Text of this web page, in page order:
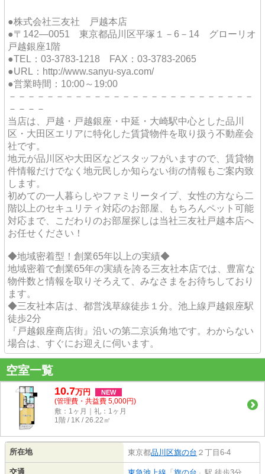
●株式会社三友社 戸越本店
●〒142―0051 東京都品川区平塚１－6－14 グローリオ
戸越銀座1階
●TEL：03-3783-1218 FAX：03-3783-2065
●URL：http://www.sanyu-sya.com/
●営業時間：10:00～19:00
－－－－－－－－－－－－－－－－－－－－－－－－－－
－－－－
当店は、戸越・戸越銀座・中延・大崎駅中心とした品川
区・大田区エリアに特化した賃貸物件を取り扱う不動産会
社です。
地元が品川区や大田区などスタッフがいますので、賃貸物
件情報だけでなく地元民しか知らない街の情報もご案内致
します。
初めての一人暮らしやファミリータイプ、女性の方なら二
階以上のセキュリティ対応のお部屋、もちろんペット可能
対応まで、こだわりのお部屋探しは当社三友社戸越本店へ
お任せください！
◆地域密着型！創業65年以上の実績◆
地域密着で創業65年の実績を誇る三友社本店では、豊富な
物件数と情報を取りそろえて、みなさまをお待ちしており
ます。
◆三友社本店は、都営浅草線徒歩１分。池上線戸越銀座駅
徒歩2分
『戸越銀座商店街』沿いの第二京浜角地です。わからない
場合は、すぐにお迎えに伺います。
空室一覧
10.7万円 NEW
(管理費・共益費 5,000円)
敷：1ヶ月｜礼：1ヶ月
1階 / 1K / 26.22㎡
所在地 東京都品川区旗の台 ２丁目6-4
交通